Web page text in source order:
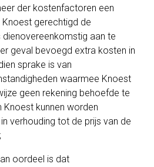
der kostenfactoren een
gerechtigd de
aan te
geval bevoegd extra kosten in
sprake is van
waarmee Knoest
geen rekening behoefde te
Knoest kunnen worden
verhouding tot de prijs van de
oordeel is dat